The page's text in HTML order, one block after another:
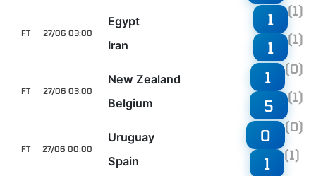
27/06 03:00
FT
Egypt
Iran
1 (1)
1 (1)
27/06 03:00
FT
New Zealand
Belgium
1 (0)
5 (1)
27/06 00:00
FT
Uruguay
Spain
0 (0)
1 (1)